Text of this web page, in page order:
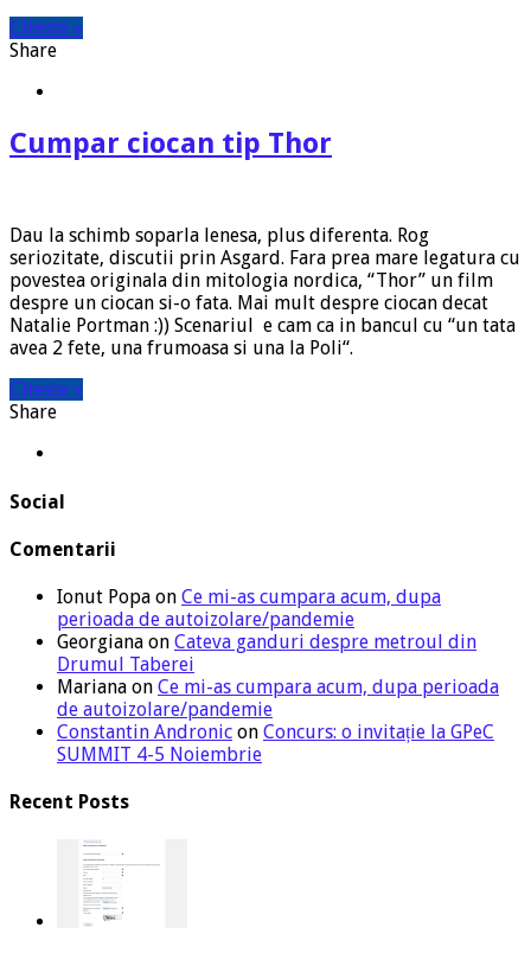
Citeste »
Share
Cumpar ciocan tip Thor
Dau la schimb soparla lenesa, plus diferenta. Rog
seriozitate, discutii prin Asgard. Fara prea mare legatura cu
povestea originala din mitologia nordica, “Thor” un film
despre un ciocan si-o fata. Mai mult despre ciocan decat
Natalie Portman :)) Scenariul e cam ca in bancul cu “un tata
avea 2 fete, una frumoasa si una la Poli“.
Citeste »
Share
Social
Comentarii
Ionut Popa on Ce mi-as cumpara acum, dupa
perioada de autoizolare/pandemie
Georgiana on Cateva ganduri despre metroul din
Drumul Taberei
Mariana on Ce mi-as cumpara acum, dupa perioada
de autoizolare/pandemie
Constantin Andronic on Concurs: o invitație la GPeC
SUMMIT 4-5 Noiembrie
Recent Posts